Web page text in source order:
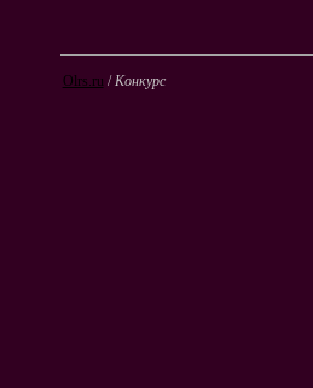
Olrs.ru /Конкурс